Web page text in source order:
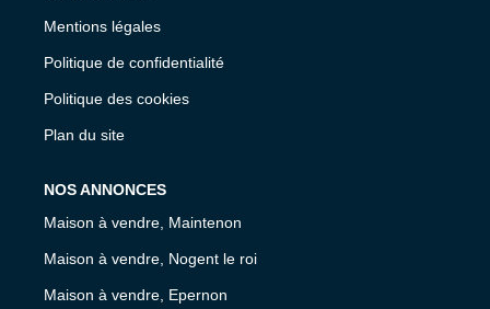
Mentions légales
Politique de confidentialité
Politique des cookies
Plan du site
NOS ANNONCES
Maison à vendre, Maintenon
Maison à vendre, Nogent le roi
Maison à vendre, Epernon